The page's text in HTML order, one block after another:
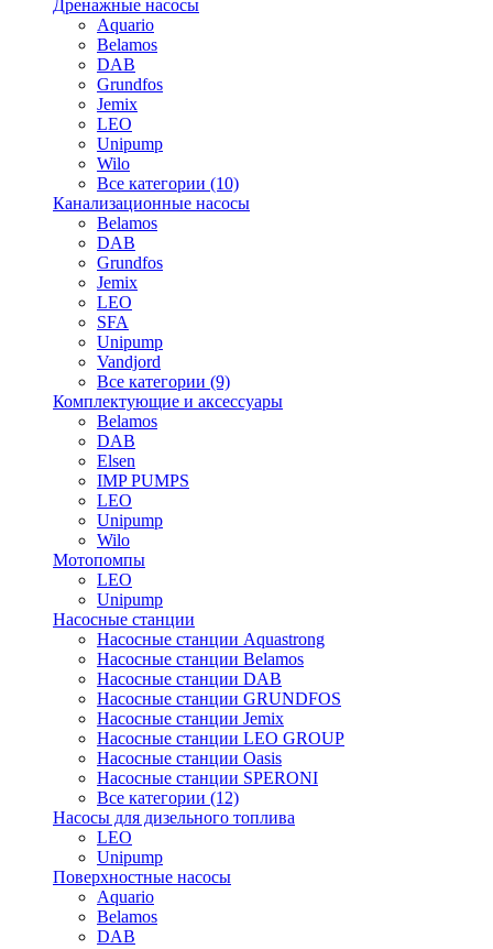
Дренажные насосы
Aquario
Belamos
DAB
Grundfos
Jemix
LEO
Unipump
Wilo
Все категории (10)
Канализационные насосы
Belamos
DAB
Grundfos
Jemix
LEO
SFA
Unipump
Vandjord
Все категории (9)
Комплектующие и аксессуары
Belamos
DAB
Elsen
IMP PUMPS
LEO
Unipump
Wilo
Мотопомпы
LEO
Unipump
Насосные станции
Насосные станции Aquastrong
Насосные станции Belamos
Насосные станции DAB
Насосные станции GRUNDFOS
Насосные станции Jemix
Насосные станции LEO GROUP
Насосные станции Oasis
Насосные станции SPERONI
Все категории (12)
Насосы для дизельного топлива
LEO
Unipump
Поверхностные насосы
Aquario
Belamos
DAB